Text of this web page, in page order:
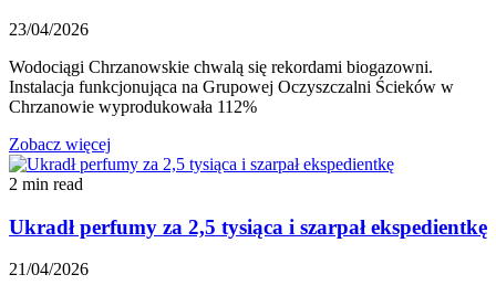
23/04/2026
Wodociągi Chrzanowskie chwalą się rekordami biogazowni.
Instalacja funkcjonująca na Grupowej Oczyszczalni Ścieków w
Chrzanowie wyprodukowała 112%
Zobacz więcej
2 min read
Ukradł perfumy za 2,5 tysiąca i szarpał ekspedientkę
21/04/2026